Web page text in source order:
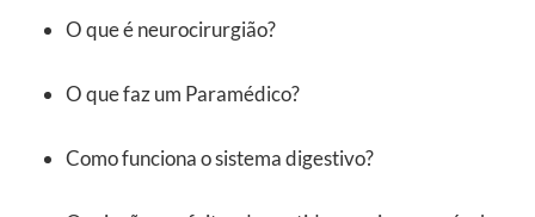
O que é neurocirurgião?
O que faz um Paramédico?
Como funciona o sistema digestivo?